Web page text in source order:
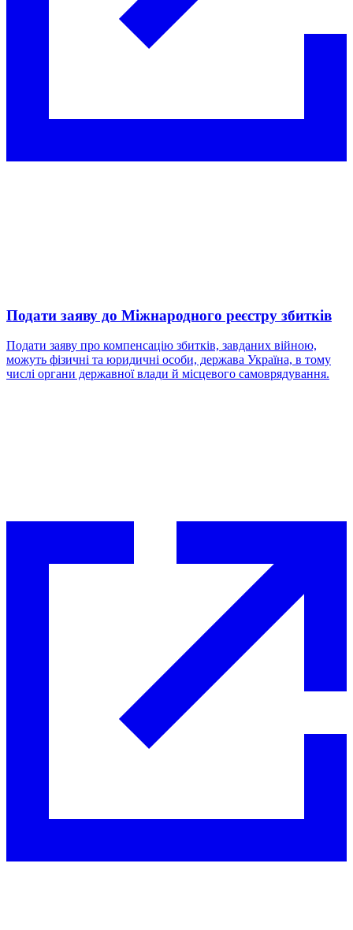
Подати заяву до Міжнародного реєстру збитків
Подати заяву про компенсацію збитків, завданих війною,
можуть фізичні та юридичні особи, держава Україна, в тому
числі органи державної влади й місцевого самоврядування.